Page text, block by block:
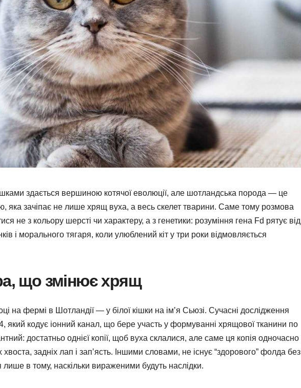
здається вершиною котячої еволюції, але шотландська порода — це
яка зачіпає не лише хрящ вуха, а весь скелет тварини. Саме тому розмова
не з кольору шерсті чи характеру, а з генетики: розуміння гена Fd рятує від
і морального тягаря, коли улюблений кіт у три роки відмовляється
що змінює хрящ
на фермі в Шотландії — у білої кішки на імʼя Сьюзі. Сучасні дослідження
який кодує іонний канал, що бере участь у формуванні хрящової тканини по
достатньо однієї копії, щоб вуха склалися, але саме ця копія одночасно
задніх лап і запʼясть. Іншими словами, не існує “здорового” фолда без
в тому, наскільки вираженими будуть наслідки.